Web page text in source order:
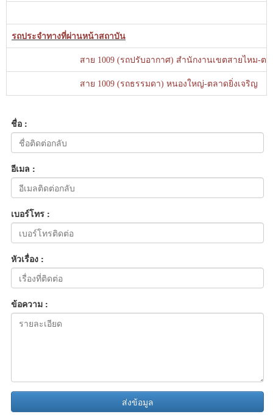
รถประจำทางที่ผ่านหน้าสถาบัน
สาย 1009 (รถปรับอากาศ) สำนักงานเขตสายไหม-ตลา
สาย 1009 (รถธรรมดา) หนองใหญ่-ตลาดยิ่งเจริญ
ชื่อ :
อีเมล :
เบอร์โทร :
หัวเรื่อง :
ข้อความ :
ส่งข้อมูล